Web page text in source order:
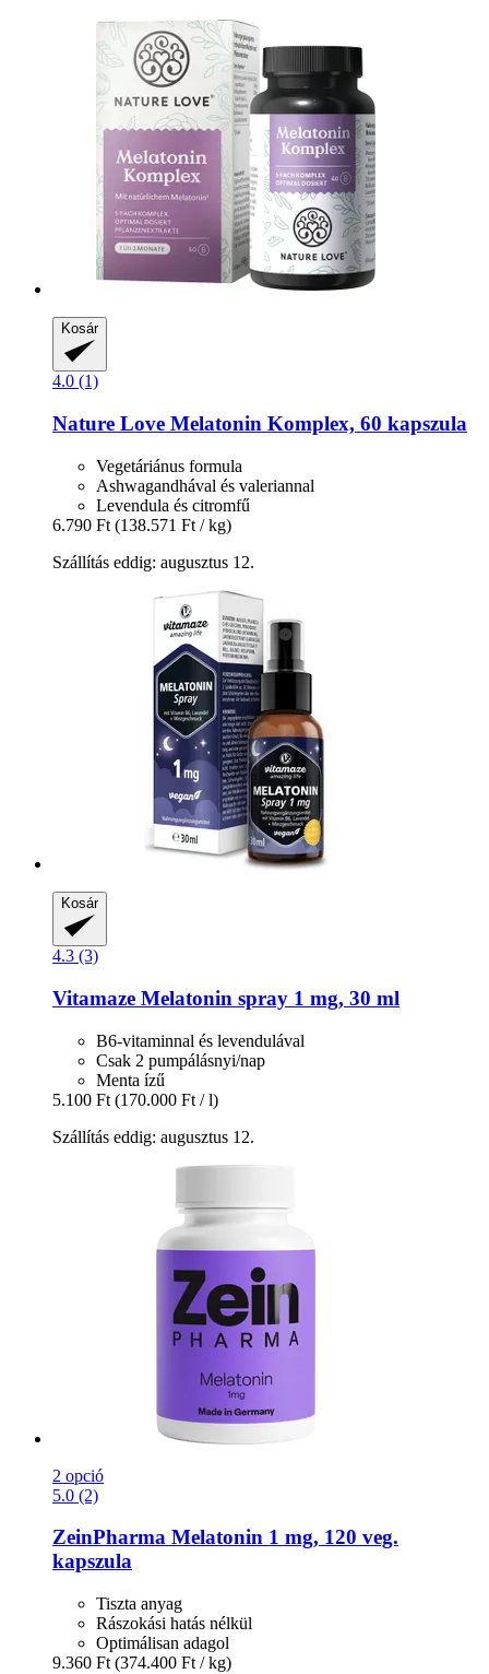
Kosár
4.0 (1)
Nature Love Melatonin Komplex, 60 kapszula
Vegetáriánus formula
Ashwagandhával és valeriannal
Levendula és citromfű
6.790 Ft (138.571 Ft / kg)
Szállítás eddig: augusztus 12.
Kosár
4.3 (3)
Vitamaze Melatonin spray 1 mg, 30 ml
B6-vitaminnal és levendulával
Csak 2 pumpálásnyi/nap
Menta ízű
5.100 Ft (170.000 Ft / l)
Szállítás eddig: augusztus 12.
2 opció
5.0 (2)
ZeinPharma Melatonin 1 mg, 120 veg.
kapszula
Tiszta anyag
Rászokási hatás nélkül
Optimálisan adagol
9.360 Ft (374.400 Ft / kg)